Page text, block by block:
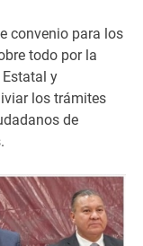
convenio para los
todo por la
Estatal y
los trámites
de